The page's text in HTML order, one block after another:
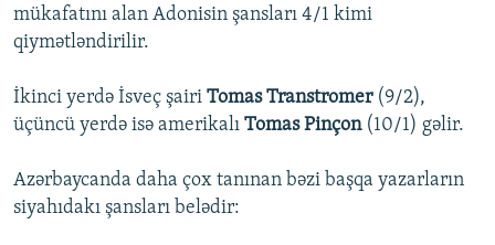
mükafatını alan Adonisin şansları 4/1 kimi
qiymətləndirilir.
İkinci yerdə İsveç şairi Tomas Transtromer(9/2),
üçüncü yerdə isə amerikalı Tomas Pinçon (10/1) gəlir.
Azərbaycanda daha çox tanınan bəzi başqa yazarların
siyahıdakı şansları belədir: